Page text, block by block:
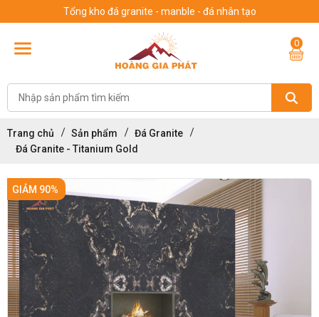
Tổng kho đá granite - manble - đá nhân tạo
0
Trang chủ Sản phẩm
Đá Granite
Đá Granite - Titanium Gold
GIẢM 90%